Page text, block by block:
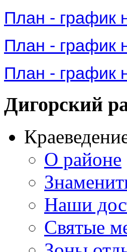
План - график
План - график
План - график
Дигорский
О районе
Наши
Святые